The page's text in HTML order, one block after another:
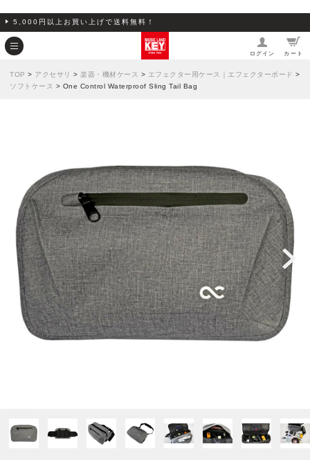
5,000円以上お買い上げで送料無料！
ログイン カート
TOP > アクセサリ > 楽器・機材ケース > エフェクター用ケース｜エフェクターボード >
ソフトケース > One Control Waterproof Sling Tail Bag